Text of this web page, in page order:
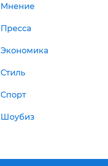
Мнение
Пресса
Экономика
Стиль
Спорт
Шоубиз